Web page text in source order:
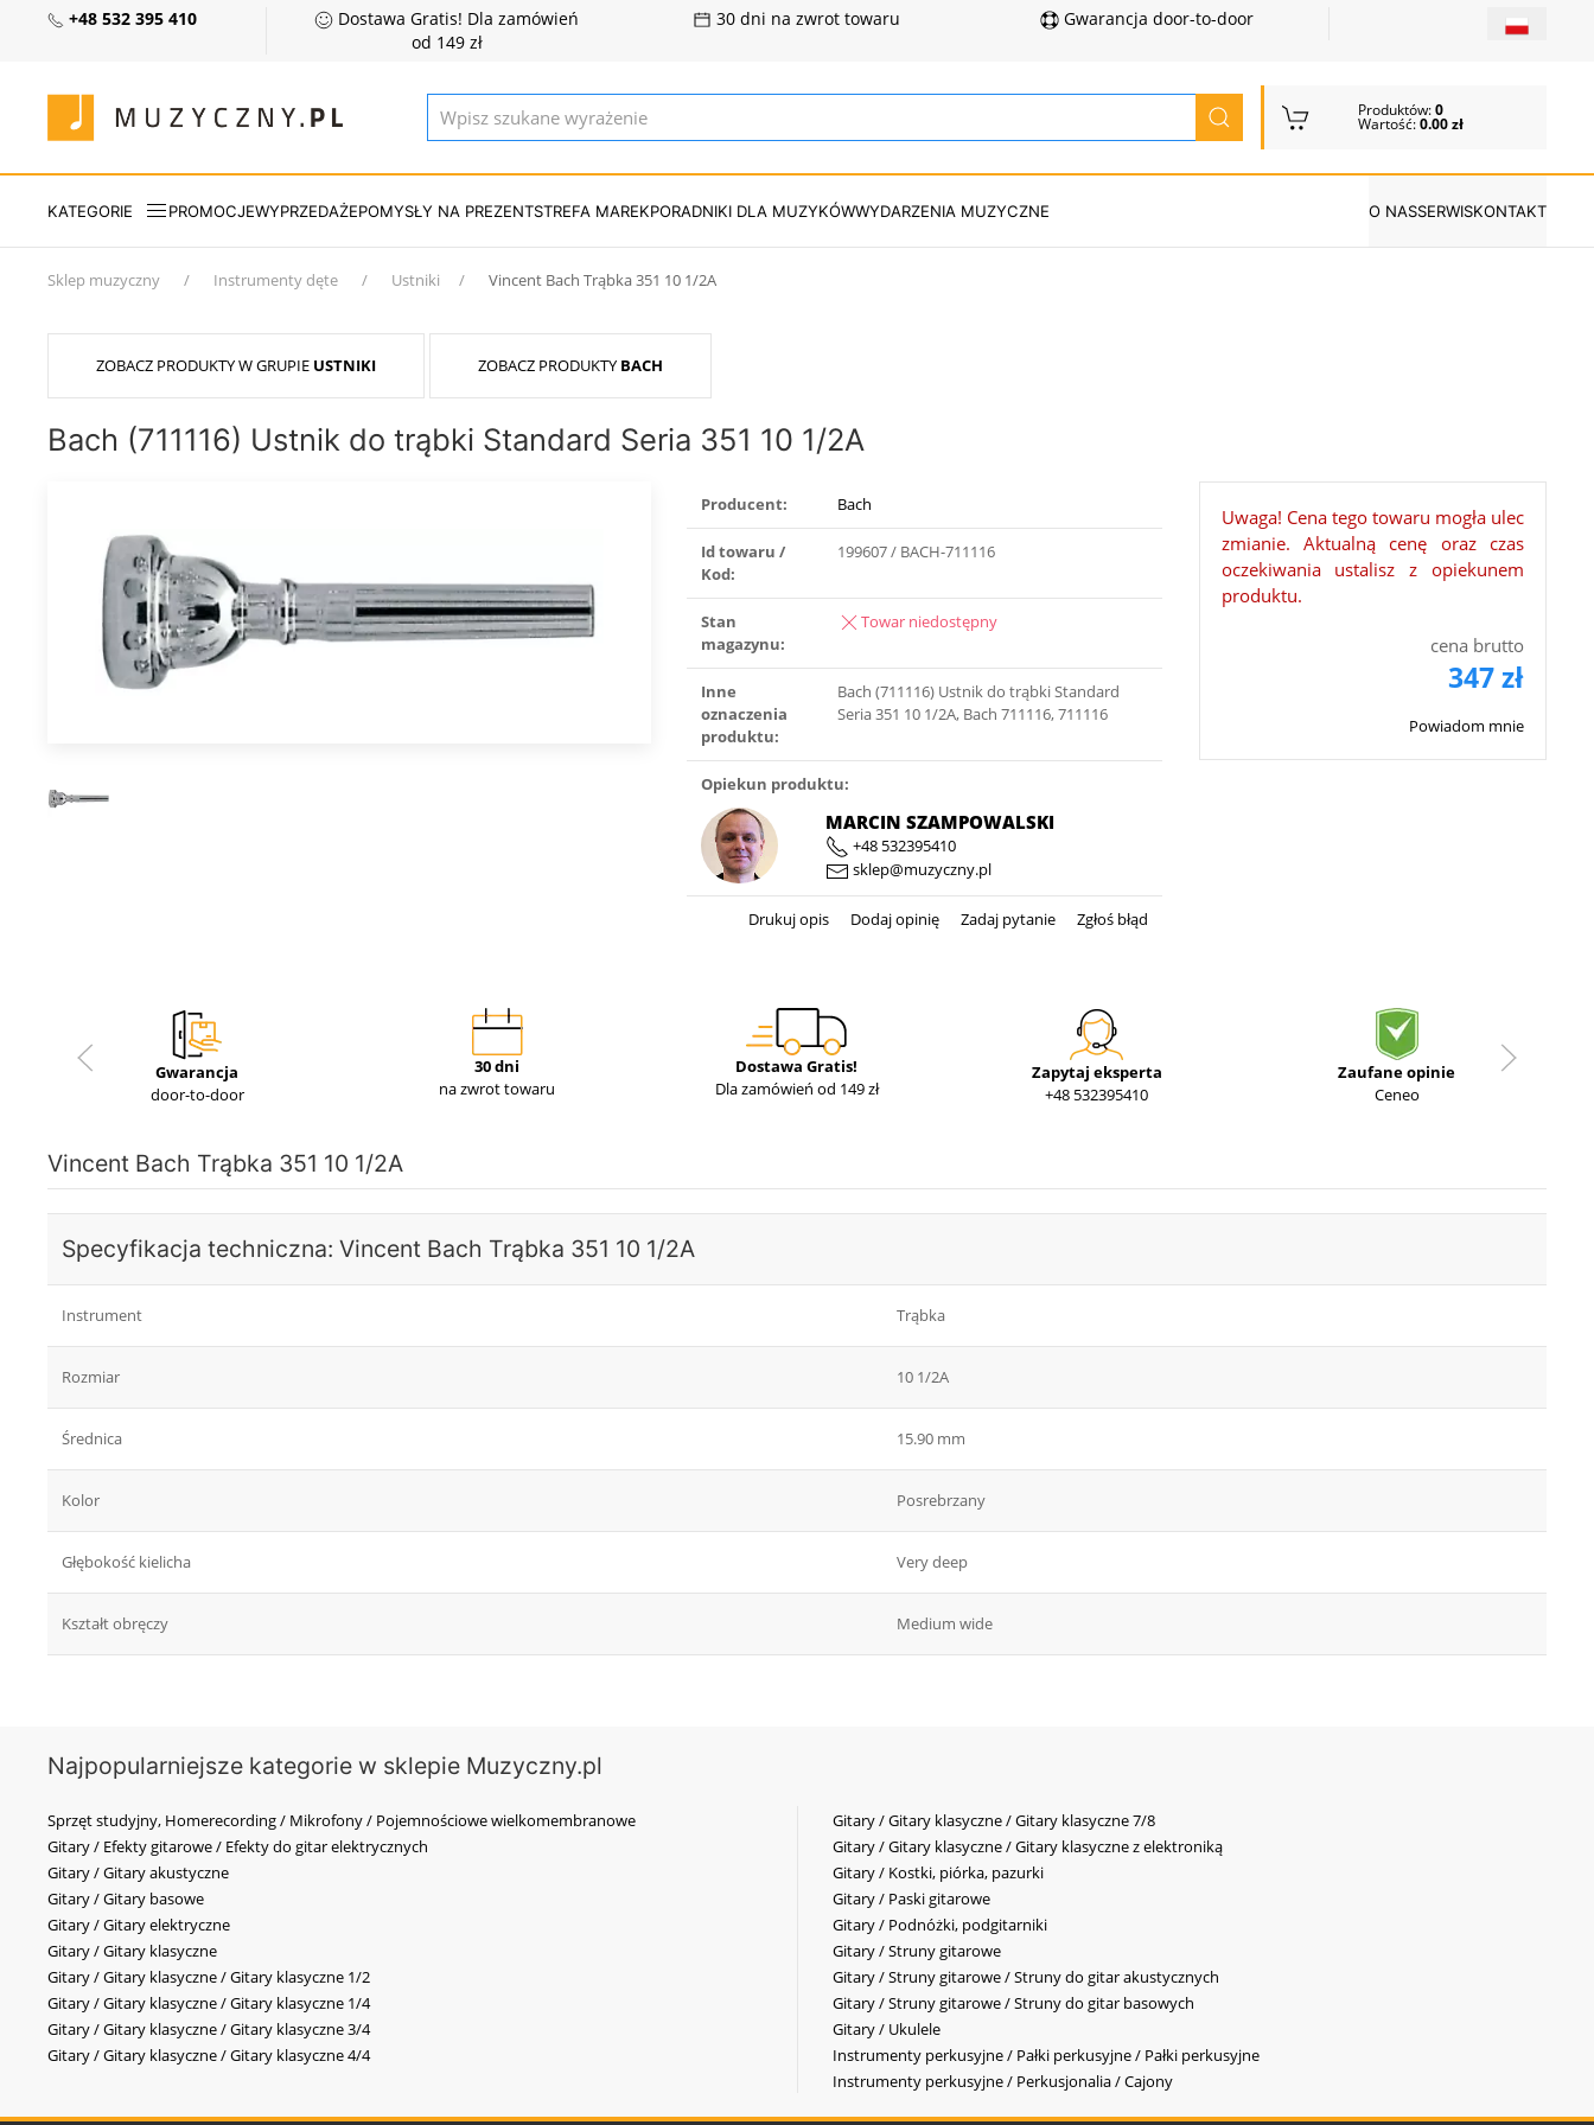
+48 532 395 410
Dostawa Gratis! Dla zamówień
od 149 zł
30 dni na zwrot towaru Gwarancja door-to-door
Produktów:0
Wartość:0.00 zł
KATEGORIE PROMOCJEWYPRZEDAŻEPOMYSŁY NA PREZENTSTREFA MAREKPORADNIKI DLA MUZYKÓWWYDARZENIA MUZYCZNE O NASSERWISKONTAKT
Sklep muzyczny Instrumenty dęte Ustniki Vincent Bach Trąbka 351 10 1/2A
ZOBACZ PRODUKTY W GRUPIE USTNIKI ZOBACZ PRODUKTY BACH
Bach (711116) Ustnik do trąbki Standard Seria 351 10 1/2A
Producent: Bach
Id towaru /
Kod:
199607 / BACH-711116
Stan
magazynu:
Towar niedostępny
Inne
oznaczenia
produktu:
Bach (711116) Ustnik do trąbki Standard
Seria 351 10 1/2A, Bach 711116, 711116
Opiekun produktu:
MARCIN SZAMPOWALSKI
+48 532395410
sklep@muzyczny.pl
Drukuj opis Dodaj opinię Zadaj pytanie Zgłoś błąd
Uwaga! Cena tego towaru mogła ulec
zmianie. Aktualną cenę oraz czas
oczekiwania ustalisz z opiekunem
produktu.
cena brutto
347 zł
Powiadom mnie
Gwarancja
door-to-door
30 dni
na zwrot towaru
Dostawa Gratis!
Dla zamówień od 149 zł
Zapytaj eksperta
+48 532395410
Zaufane opinie
Ceneo
Vincent Bach Trąbka 351 10 1/2A
Specyfikacja techniczna: Vincent Bach Trąbka 351 10 1/2A
Instrument Trąbka
Rozmiar 10 1/2A
Średnica 15.90 mm
Kolor Posrebrzany
Głębokość kielicha Very deep
Kształt obręczy Medium wide
Najpopularniejsze kategorie w sklepie Muzyczny.pl
Sprzęt studyjny, Homerecording / Mikrofony / Pojemnościowe wielkomembranowe
Gitary / Efekty gitarowe / Efekty do gitar elektrycznych
Gitary / Gitary akustyczne
Gitary / Gitary basowe
Gitary / Gitary elektryczne
Gitary / Gitary klasyczne
Gitary / Gitary klasyczne / Gitary klasyczne 1/2
Gitary / Gitary klasyczne / Gitary klasyczne 1/4
Gitary / Gitary klasyczne / Gitary klasyczne 3/4
Gitary / Gitary klasyczne / Gitary klasyczne 4/4
Gitary / Gitary klasyczne / Gitary klasyczne 7/8
Gitary / Gitary klasyczne / Gitary klasyczne z elektroniką
Gitary / Kostki, piórka, pazurki
Gitary / Paski gitarowe
Gitary / Podnóżki, podgitarniki
Gitary / Struny gitarowe
Gitary / Struny gitarowe / Struny do gitar akustycznych
Gitary / Struny gitarowe / Struny do gitar basowych
Gitary / Ukulele
Instrumenty perkusyjne / Pałki perkusyjne / Pałki perkusyjne
Instrumenty perkusyjne / Perkusjonalia / Cajony